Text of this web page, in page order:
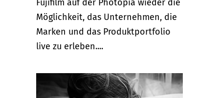
Fujifilm auf der Photopia wieder die
Möglichkeit, das Unternehmen, die
Marken und das Produktportfolio
live zu erleben....